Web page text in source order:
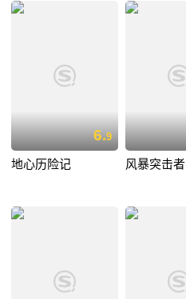
6.9
地心历险记 风暴突击者